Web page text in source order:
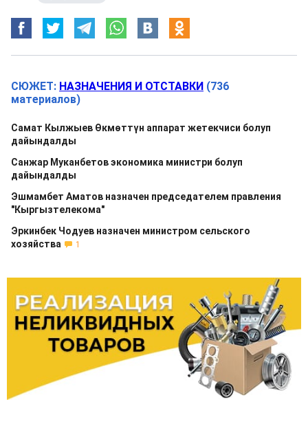
СЮЖЕТ: НАЗНАЧЕНИЯ И ОТСТАВКИ (736
материалов)
Самат Кылжыев Өкмөттүн аппарат жетекчиси болуп
дайындалды
Санжар Муканбетов экономика министри болуп
дайындалды
Эшмамбет Аматов назначен председателем правления
"Кыргызтелекома"
Эркинбек Чодуев назначен министром сельского
хозяйства
1